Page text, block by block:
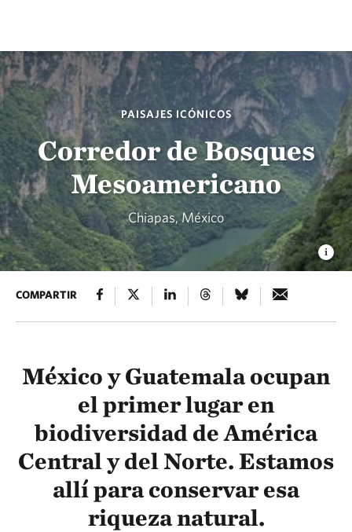
PAISAJES ICÓNICOS
Corredor de Bosques
Mesoamericano
Chiapas, México
COMPARTIR
México y Guatemala ocupan
el primer lugar en
biodiversidad de América
Central y del Norte. Estamos
allí para conservar esa
riqueza natural.